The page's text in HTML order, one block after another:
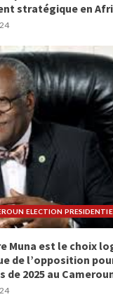
stratégique en
ELECTION
Muna est le choix
de l’opposition
2025 au